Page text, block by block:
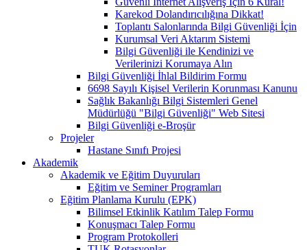
Karekod Dolandırıcılığına Dikkat!
Toplantı Salonlarında Bilgi Güvenliği İçin
Kurumsal Veri Aktarım Sistemi
Bilgi Güvenliği ile Kendinizi ve
Verilerinizi Korumaya Alın
Bilgi Güvenliği İhlal Bildirim Formu
6698 Sayılı Kişisel Verilerin Korunması Kanunu
Sağlık Bakanlığı Bilgi Sistemleri Genel
Müdürlüğü "Bilgi Güvenliği" Web Sitesi
Bilgi Güvenliği e-Broşür
Projeler
Hastane Sınıfı Projesi
Akademik
Akademik ve Eğitim Duyuruları
Eğitim ve Seminer Programları
Eğitim Planlama Kurulu (EPK)
Bilimsel Etkinlik Katılım Talep Formu
Konuşmacı Talep Formu
Program Protokolleri